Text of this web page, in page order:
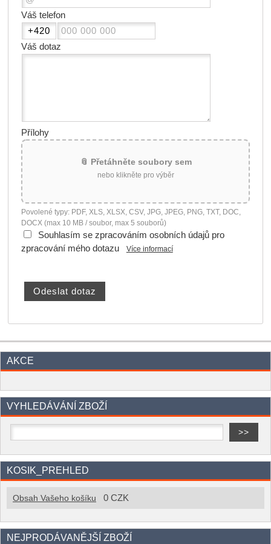
Váš telefon
Váš dotaz
Přílohy
📎 Přetáhněte soubory sem
nebo klikněte pro výběr
Povolené typy: PDF, XLS, XLSX, CSV, JPG, JPEG, PNG, TXT, DOC,
DOCX (max 10 MB / soubor, max 5 souborů)
Souhlasím se zpracováním osobních údajů pro
zpracování mého dotazu
Více informací
AKCE
VYHLEDÁVÁNÍ ZBOŽÍ
KOSIK_PREHLED
Obsah Vašeho košíku 0 CZK
NEJPRODÁVANĚJŠÍ ZBOŽÍ